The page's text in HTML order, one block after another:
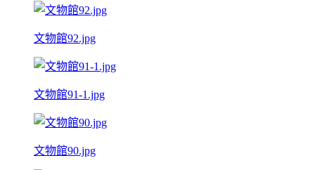
文物館92.jpg
文物館91-1.jpg
文物館90.jpg